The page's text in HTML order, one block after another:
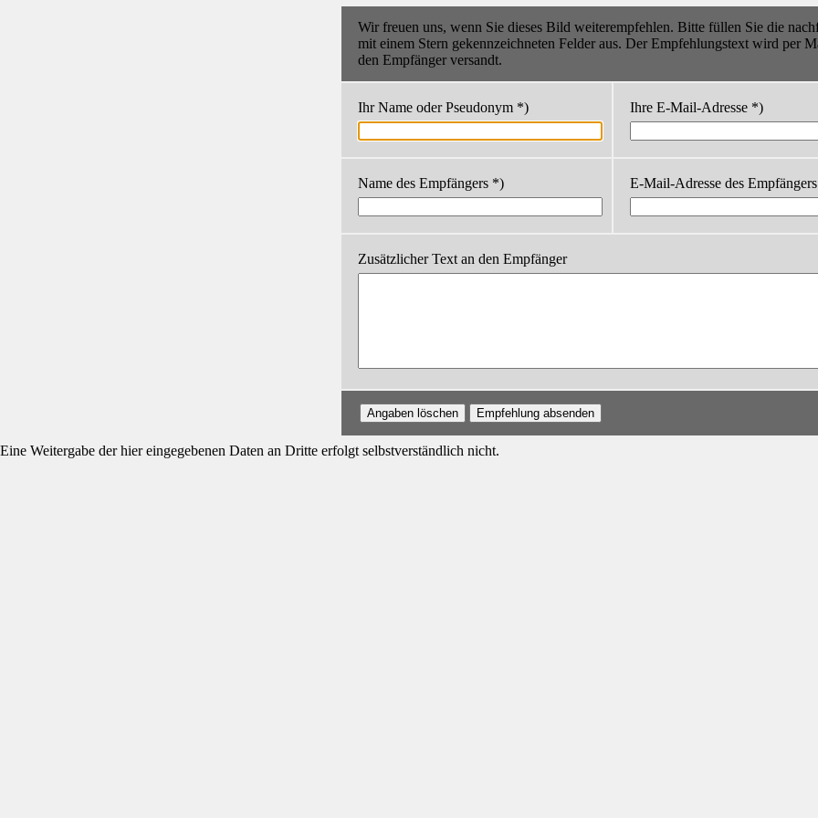
Wir freuen uns, wenn Sie dieses Bild weiterempfehlen. Bitte füllen Sie die
mit einem Stern gekennzeichneten Felder aus. Der Empfehlungstext wird per
den Empfänger versandt.
Ihr Name oder Pseudonym *) Ihre E-Mail-Adresse *)
Name des Empfängers *) E-Mail-Adresse des
Zusätzlicher Text an den Empfänger
Angaben löschen Empfehlung absenden
Eine Weitergabe der hier eingegebenen Daten an Dritte erfolgt selbstverständlich nicht.